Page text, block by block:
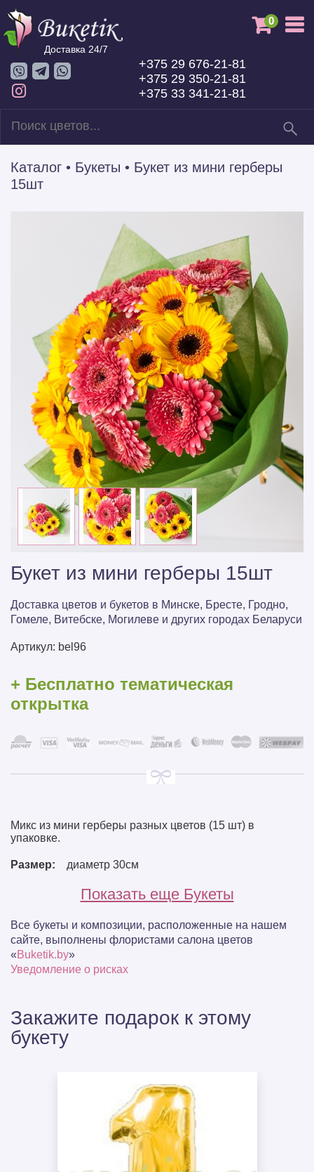
Доставка 24/7
+375 29 676-21-81
+375 29 350-21-81
+375 33 341-21-81
0
Каталог • Букеты • Букет из мини герберы
15шт
Букет из мини герберы 15шт
Доставка цветов и букетов в Минске, Бресте, Гродно,
Гомеле, Витебске, Могилеве и других городах Беларуси
Артикул: bel96
+ Бесплатно тематическая
открытка
Микс из мини герберы разных цветов (15 шт) в
упаковке.
Размер: диаметр 30см
Показать еще Букеты
Все букеты и композиции, расположенные на нашем
сайте, выполнены флористами салона цветов
«Buketik.by»
Уведомление о рисках
Закажите подарок к этому
букету